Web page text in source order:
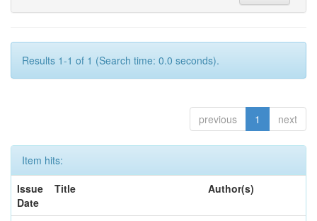
Results 1-1 of 1 (Search time: 0.0 seconds).
previous 1 next
Item hits:
Issue
Date
Title Author(s)